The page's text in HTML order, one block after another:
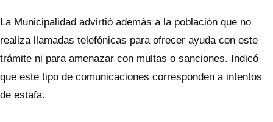
La Municipalidad advirtió además a la población que no
realiza llamadas telefónicas para ofrecer ayuda con este
trámite ni para amenazar con multas o sanciones. Indicó
que este tipo de comunicaciones corresponden a intentos
de estafa.